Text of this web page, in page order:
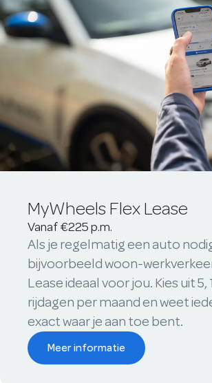
MyWheels Flex Lease
Vanaf €225 p.m.
Als je regelmatig een auto
bijvoorbeeld woon-
Lease ideaal voor jou. Kies uit 5,
rijdagen per maand en weet
exact waar je aan toe bent.
Meer informatie